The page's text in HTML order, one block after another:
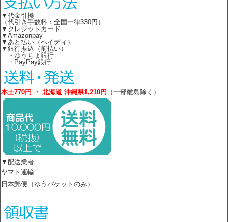
▼代金引換
（代引き手数料：全国一律330円）
▼クレジットカード
▼Amazonpay
▼あと払い（ペイディ）
▼銀行振込（前払い）
・ゆうちょ銀行
・PayPay銀行
本土770円 ・ 北海道 沖縄県1,210円 （一部離島除く）
▼配送業者
ヤマト運輸
日本郵便（ゆうパケットのみ）